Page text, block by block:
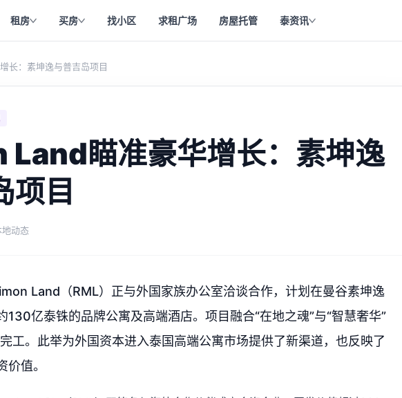
租房 买房 找小区 求租广场 房屋托管 泰资讯
长：素坤逸与普吉岛项目
Land瞄准豪华增长：素坤逸
项目
动态
Land（RML）正与外国家族办公室洽谈合作，计划在曼谷素坤逸
130亿泰铢的品牌公寓及高端酒店。项目融合“在地之魂”与“智慧奢华”
工。此举为外国资本进入泰国高端公寓市场提供了新渠道，也反映了
值。